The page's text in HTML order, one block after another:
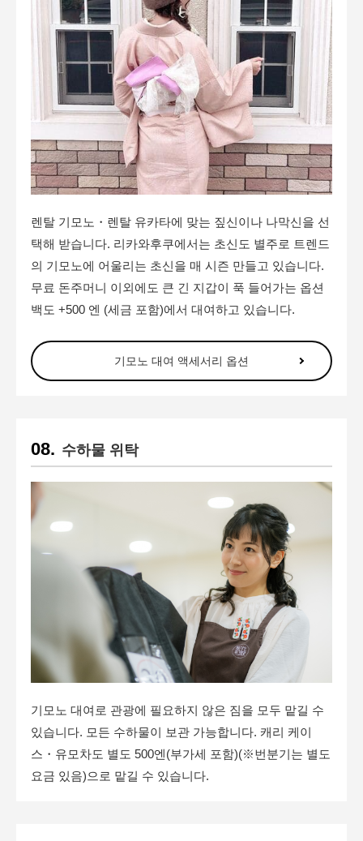
렌탈 기모노・렌탈 유카타에 맞는 짚신이나 나막신을 선
택해 받습니다. 리카와후쿠에서는 초신도 별주로 트렌드
의 기모노에 어울리는 초신을 매 시즌 만들고 있습니다.
무료 돈주머니 이외에도 큰 긴 지갑이 푹 들어가는 옵션
백도 +500 엔 (세금 포함)에서 대여하고 있습니다.
기모노 대여 액세서리 옵션
수하물 위탁
기모노 대여로 관광에 필요하지 않은 짐을 모두 맡길 수
있습니다. 모든 수하물이 보관 가능합니다. 캐리 케이
스・유모차도 별도 500엔(부가세 포함)(※번분기는 별도
요금 있음)으로 맡길 수 있습니다.